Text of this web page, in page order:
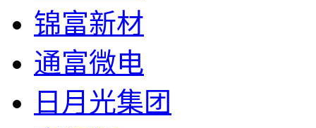
锦富新材
通富微电
日月光集团